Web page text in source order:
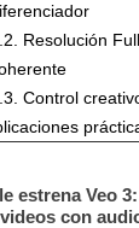
Resolución
Control
1. Cine y
2. Marketing y
estrena Veo
con